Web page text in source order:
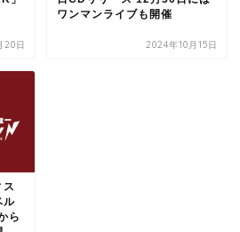
20日
ワンマンライブも開催
2024年10月15日
ス
ル
ら